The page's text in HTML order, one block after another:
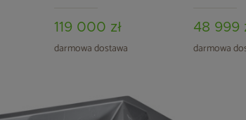
Wave 590 x 225 cm
119 000 zł
darmowa dostawa
Sterling
48 999
darmowa